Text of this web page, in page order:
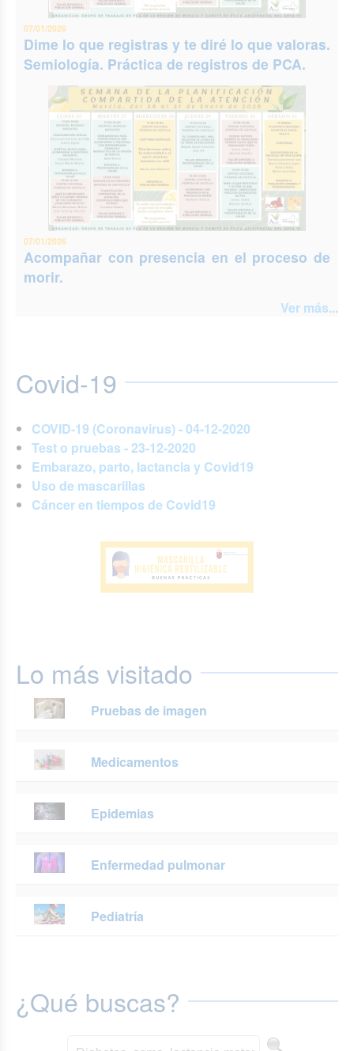
07/01/2026
Dime lo que registras y te diré lo que valoras.
Semiología. Práctica de registros de PCA.
07/01/2026
Acompañar con presencia en el proceso de
morir.
Ver más...
Covid-19
COVID-19 (Coronavirus) - 04-12-2020
Test o pruebas - 23-12-2020
Embarazo, parto, lactancia y Covid19
Uso de mascarillas
Cáncer en tiempos de Covid19
Lo más visitado
Pruebas de imagen
Medicamentos
Epidemias
Enfermedad pulmonar
Pediatría
¿Qué buscas?